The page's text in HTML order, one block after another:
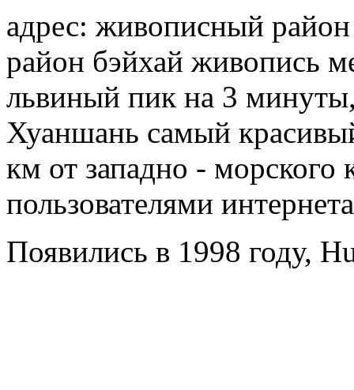
адрес: живописный
район бэйхай живопись
львиный пик на 3
Хуаншань самый
км от западно - морского
пользователями
Появились в 1998 году,